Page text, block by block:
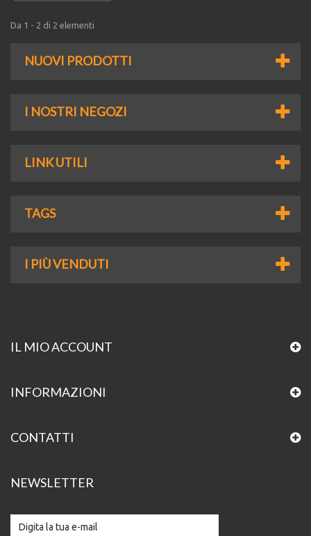
Da 1 - 2 di 2 elementi
NUOVI PRODOTTI
I NOSTRI NEGOZI
LINK UTILI
TAGS
I PIÙ VENDUTI
IL MIO ACCOUNT
INFORMAZIONI
CONTATTI
NEWSLETTER